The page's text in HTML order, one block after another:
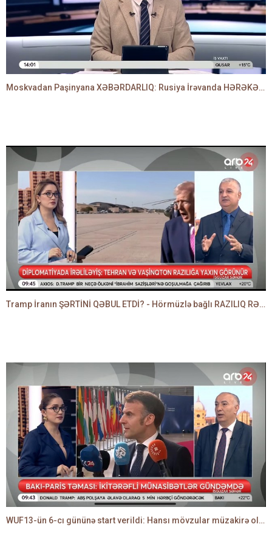
Moskvadan Paşinyana XƏBƏRDARLIQ: Rusiya İrəvanda HƏRƏKƏTƏ KEÇDİ - TAMİLLA QULAMİ danışır
Tramp İranın ŞƏRTİNİ QƏBUL ETDİ? - Hörmüzlə bağlı RAZILIQ RƏSMƏN AÇIQLANIR -BAKİR HƏDƏNBƏYLİ danışır
WUF13-ün 6-cı gününə start verildi: Hansı mövzular müzakirə olunacaq? -TALEH ƏLİYEV danışır